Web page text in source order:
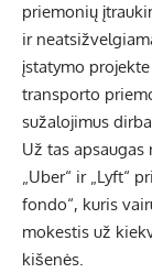
priemonių
ir
įstatymo
transporto
sužalojimus
Už tas
„Uber“ ir „Lyft“
fondo“, kuris
mokestis už
kišenės.